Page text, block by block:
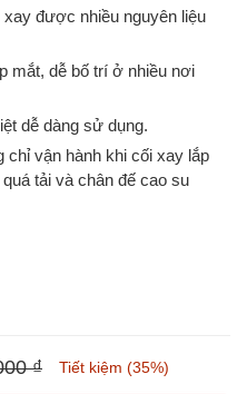
được nhiều nguyên liệu
mắt, dễ bố trí ở nhiều nơi
dễ dàng sử dụng.
chỉ vận hành khi cối xay lắp
tải và chân đế cao su
₫ Tiết kiệm (35%)